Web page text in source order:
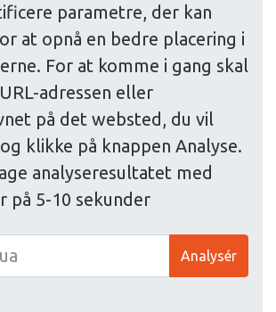
parametre, der kan
at opnå en bedre placering i
For at komme i gang skal
adressen eller
på det websted, du vil
klikke på knappen Analyse.
analyseresultatet med
på 5-10 sekunder
Analysér